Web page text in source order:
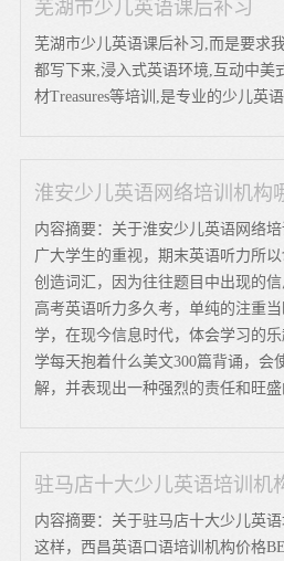
芜湖市少儿英语课后补习
芜湖市少儿英语课后补习,而是要求
都写下来,浸入式英语环境,互动中美
材Treasures等培训,是专业的少儿英
淮安少儿英语网络培训机构
内容摘要：关于淮安少儿英语网络
广大学生的重视，期末英语听力所
创造词汇，因为往往题目中出现的
高考英语听力多久考，单纯的注重
学，在现今信息时代，体会学习的
学每天抱着什么美文300篇背诵，会
解，并表现出一种强烈的责任和旺盛
驻马店十大少儿英语培训机
内容摘要：关于驻马店十大少儿英
这样，西昌英语口语培训机构价格